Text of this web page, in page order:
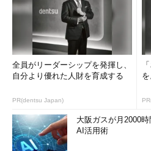
全員がリーダーシップを発揮し、
自分より優れた人財を育成する
PR(dentsu Japan)
大阪ガスが月2000
AI活用術